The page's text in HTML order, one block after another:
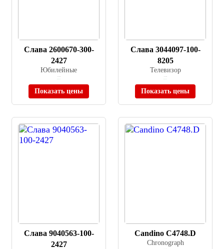
Слава 2600670-300-
2427
Юбилейные
Показать цены
Слава 3044097-100-
8205
Телевизор
Показать цены
Слава 9040563-100-
2427
Candino C4748.D
Chronograph